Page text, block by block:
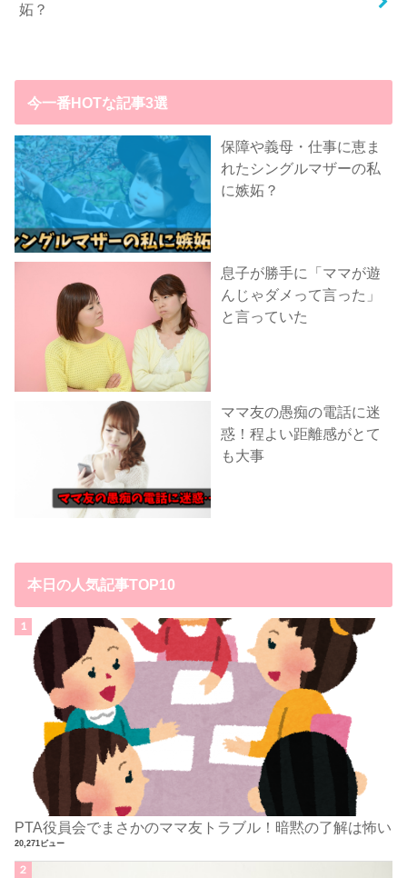
妬？
今一番HOTな記事3選
保障や義母・仕事に恵ま
れたシングルマザーの私
に嫉妬？
息子が勝手に「ママが遊
んじゃダメって言った」
と言っていた
ママ友の愚痴の電話に迷
惑！程よい距離感がとて
も大事
本日の人気記事TOP10
PTA役員会でまさかのママ友トラブル！暗黙の了解は怖い
20,271ビュー